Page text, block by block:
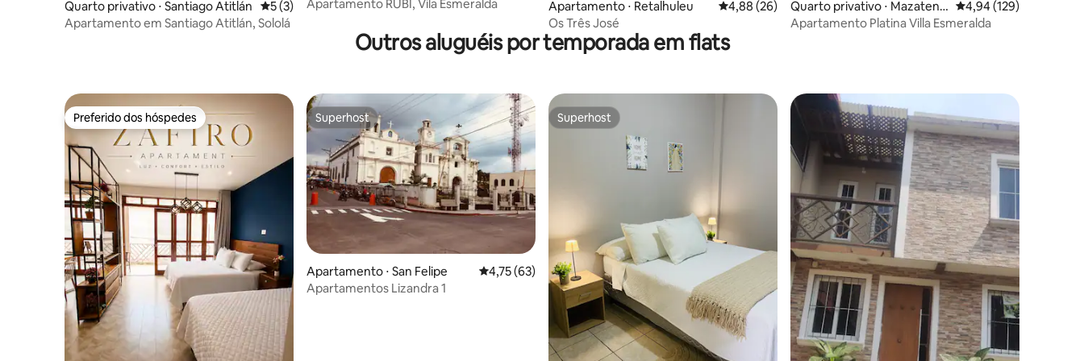
Quarto privativo ⋅ Santiago Atitlán 5 de uma avaliação média de 5, 3 avaliações
5 (3)
Apartamento em Santiago Atitlán, Sololá
Apartamento RUBI, Vila Esmeralda
Apartamento ⋅ Retalhuleu 4,88 de uma avaliação média de 5, 26 avaliações
4,88 (26)
Os Três José
Quarto privativo ⋅ Mazatena
ngo
4,94 de uma avaliação
4,94 (129)
Apartamento Platina Villa Esmeralda
Outros aluguéis por temporada em flats
Preferido dos hóspedes
Preferido dos hóspedes Superhost
Superhost
Apartamento ⋅ San Felipe 4,75 de uma avaliação média de 5, 63 avaliações
4,75 (63)
Apartamentos Lizandra 1
Superhost
Superhost